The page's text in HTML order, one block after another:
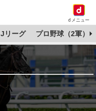
dメニュー
Jリーグ プロ野球（2軍）